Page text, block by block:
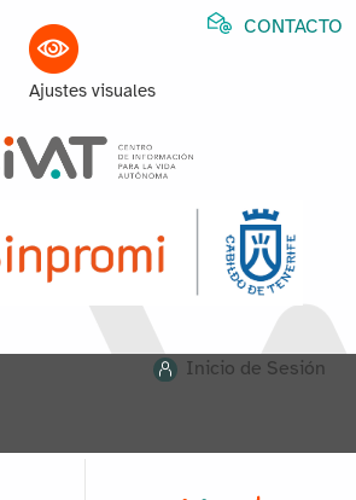
Ajustes visuales
CONTACTO
Inicio de Sesión